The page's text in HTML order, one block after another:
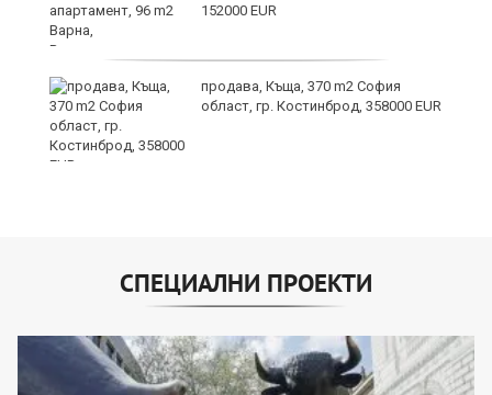
152000 EUR
продава, Къща, 370 m2 София
област, гр. Костинброд, 358000 EUR
СПЕЦИАЛНИ ПРОЕКТИ